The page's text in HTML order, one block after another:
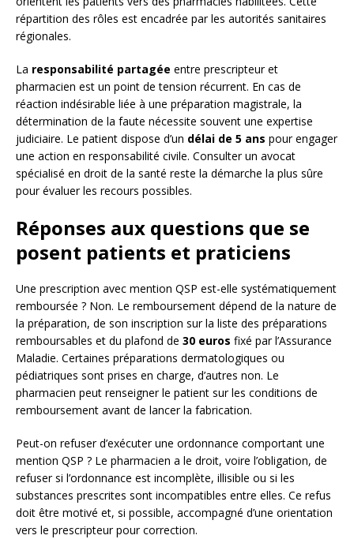
répartition des rôles est encadrée par les autorités sanitaires
régionales.
La responsabilité partagée entre prescripteur et
pharmacien est un point de tension récurrent. En cas de
réaction indésirable liée à une préparation magistrale, la
détermination de la faute nécessite souvent une expertise
judiciaire. Le patient dispose d’un délai de 5 ans pour engager
une action en responsabilité civile. Consulter un avocat
spécialisé en droit de la santé reste la démarche la plus sûre
pour évaluer les recours possibles.
Réponses aux questions que se
posent patients et praticiens
Une prescription avec mention QSP est-elle systématiquement
remboursée ? Non. Le remboursement dépend de la nature de
la préparation, de son inscription sur la liste des préparations
remboursables et du plafond de 30 euros fixé par l’Assurance
Maladie. Certaines préparations dermatologiques ou
pédiatriques sont prises en charge, d’autres non. Le
pharmacien peut renseigner le patient sur les conditions de
remboursement avant de lancer la fabrication.
Peut-on refuser d’exécuter une ordonnance comportant une
mention QSP ? Le pharmacien a le droit, voire l’obligation, de
refuser si l’ordonnance est incomplète, illisible ou si les
substances prescrites sont incompatibles entre elles. Ce refus
doit être motivé et, si possible, accompagné d’une orientation
vers le prescripteur pour correction.